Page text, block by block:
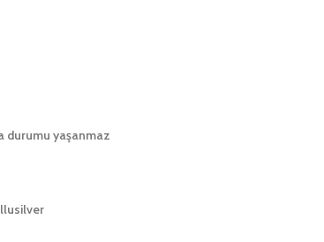
durumu yaşanmaz